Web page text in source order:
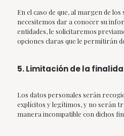
En el caso de que, al margen de
necesitemos dar a conocer su
entidades, le solicitaremos
opciones claras que le permitirán
5. Limitación de la
Los datos personales serán
explícitos y legítimos, y no serán
manera incompatible con dichos